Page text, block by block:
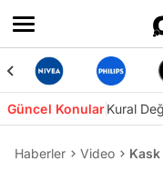
Güncel KonularKural
Haberler Video Kask